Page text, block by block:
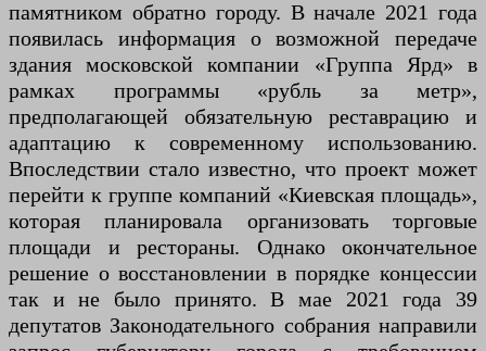
памятником обратно городу. В начале 2021 года
появилась информация о возможной передаче
здания московской компании «Группа Ярд» в
рамках программы «рубль за метр»,
предполагающей обязательную реставрацию и
адаптацию к современному использованию.
Впоследствии стало известно, что проект может
перейти к группе компаний «Киевская площадь»,
которая планировала организовать торговые
площади и рестораны. Однако окончательное
решение о восстановлении в порядке концессии
так и не было принято. В мае 2021 года 39
депутатов Законодательного собрания направили